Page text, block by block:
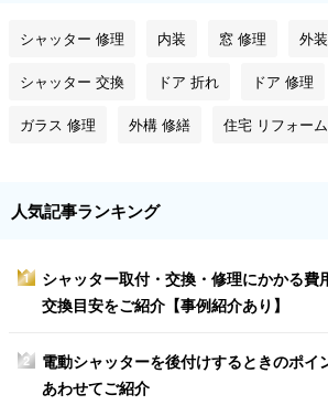
シャッター 修理 内装 窓 修理 外
シャッター 交換 ドア 折れ ドア 修理
ガラス 修理 外構 修繕 住宅 リフォーム
人気記事ランキング
1
シャッター取付・交換・修理にかかる費
交換目安をご紹介【事例紹介あり】
2
電動シャッターを後付けするときのポイ
あわせてご紹介